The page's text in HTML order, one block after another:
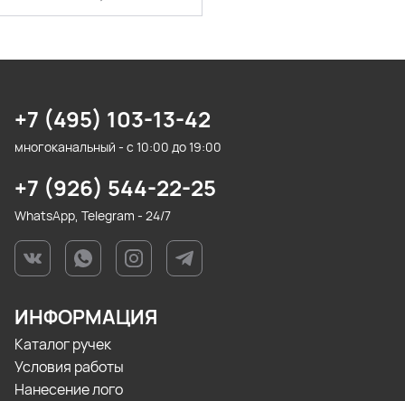
+7 (495) 103-13-42
многоканальный - с 10:00 до 19:00
+7 (926) 544-22-25
WhatsApp, Telegram - 24/7
ИНФОРМАЦИЯ
Каталог ручек
Условия работы
Нанесение лого